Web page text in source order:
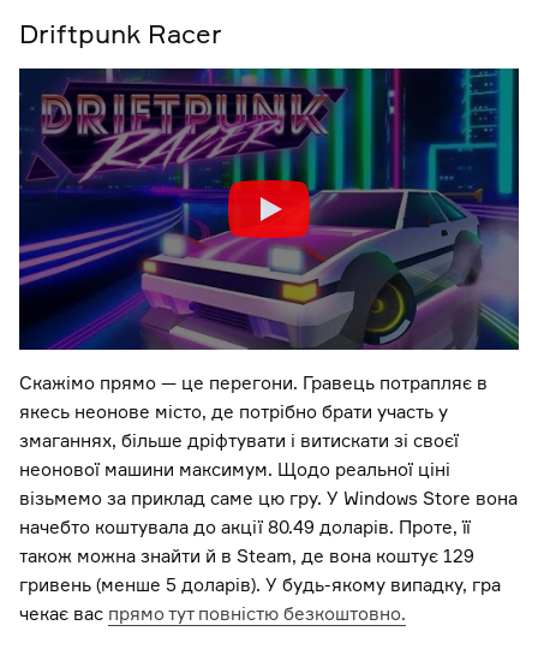
Driftpunk Racer
Скажімо прямо — це перегони. Гравець потрапляє в
якесь неонове місто, де потрібно брати участь у
змаганнях, більше дріфтувати і витискати зі своєї
неонової машини максимум. Щодо реальної ціні
візьмемо за приклад саме цю гру. У Windows Store вона
начебто коштувала до акції 80.49 доларів. Проте, її
також можна знайти й в Steam, де вона коштує 129
гривень (менше 5 доларів). У будь-якому випадку, гра
чекає вас прямо тут повністю безкоштовно.